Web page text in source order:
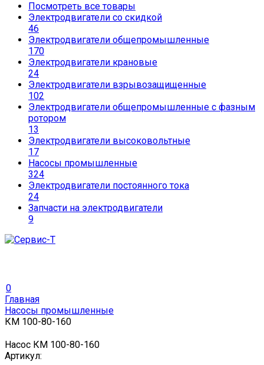
Посмотреть все товары
Электродвигатели со скидкой
46
Электродвигатели общепромышленные
170
Электродвигатели крановые
24
Электродвигатели взрывозащищенные
102
Электродвигатели общепромышленные с фазным
ротором
13
Электродвигатели высоковольтные
17
Насосы промышленные
324
Электродвигатели постоянного тока
24
Запчасти на электродвигатели
9
0
Главная
Насосы промышленные
КМ 100-80-160
Насос КМ 100-80-160
Артикул: